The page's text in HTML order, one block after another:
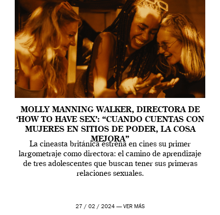
MOLLY MANNING WALKER, DIRECTORA DE
‘HOW TO HAVE SEX’: “CUANDO CUENTAS CON
MUJERES EN SITIOS DE PODER, LA COSA
MEJORA”
La cineasta británica estrena en cines su primer
largometraje como directora: el camino de aprendizaje
de tres adolescentes que buscan tener sus primeras
relaciones sexuales.
27 / 02 / 2024 — VER MÁS